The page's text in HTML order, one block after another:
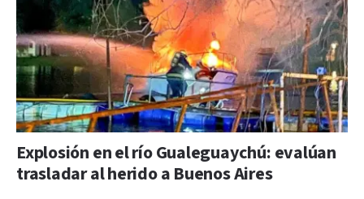
Explosión en el río Gualeguaychú: evalúan
trasladar al herido a Buenos Aires